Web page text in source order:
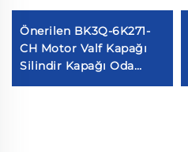
Önerilen BK3Q-6K271-
CH Motor Valf Kapağı
Silindir Kapağı Oda
Otomotiv Parçaları